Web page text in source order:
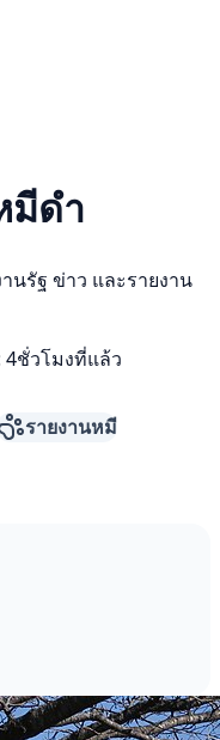
มีดำ
รัฐ ข่าว และรายงาน
4ชั่วโมงที่แล้ว
รายงานหมี